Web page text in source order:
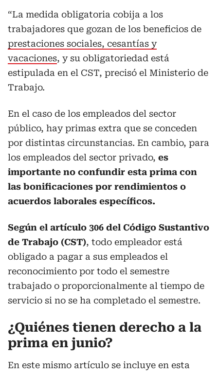
“La medida obligatoria cobija a los
trabajadores que gozan de los beneficios de
prestaciones sociales, cesantías y
vacaciones, y su obligatoriedad está
estipulada en el CST, precisó el Ministerio de
Trabajo.
En el caso de los empleados del sector
público, hay primas extra que se conceden
por distintas circunstancias. En cambio, para
los empleados del sector privado, es
importante no confundir esta prima con
las bonificaciones por rendimientos o
acuerdos laborales específicos.
Según el artículo 306 del Código Sustantivo
de Trabajo (CST), todo empleador está
obligado a pagar a sus empleados el
reconocimiento por todo el semestre
trabajado o proporcionalmente al tiempo de
servicio si no se ha completado el semestre.
¿Quiénes tienen derecho a la
prima en junio?
En este mismo artículo se incluye en esta